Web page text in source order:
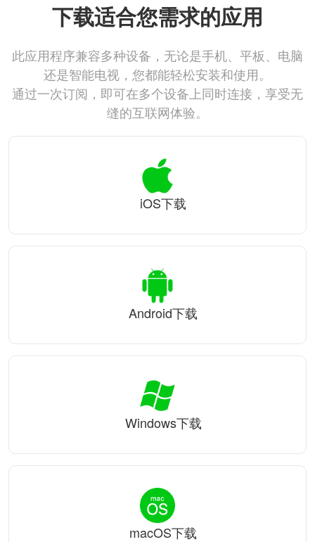
下载适合您需求的应用
此应用程序兼容多种设备，无论是手机、平板、电脑
还是智能电视，您都能轻松安装和使用。
通过一次订阅，即可在多个设备上同时连接，享受无
缝的互联网体验。
iOS下载
Android下载
Windows下载
macOS下载